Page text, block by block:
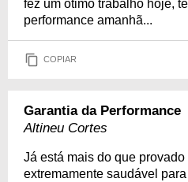
fez um ótimo trabalho hoje,
performance amanhã...
COPIAR
Garantia da Performance
Altineu Cortes
Já está mais do que
extremamente saudável